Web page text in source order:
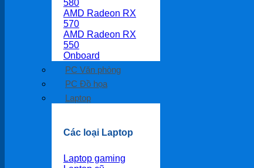
580
AMD Radeon RX
570
AMD Radeon RX
550
Onboard
PC Văn phòng
PC Đồ họa
Laptop
Các loại Laptop
Laptop gaming